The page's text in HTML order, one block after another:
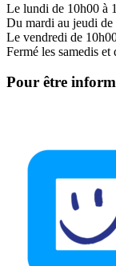
Le lundi de 10h00 à
Du mardi au jeudi de
Le vendredi de
Fermé les samedis et
Pour être